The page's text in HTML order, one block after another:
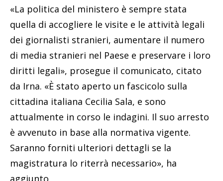
«La politica del ministero è sempre stata
quella di accogliere le visite e le attività legali
dei giornalisti stranieri, aumentare il numero
di media stranieri nel Paese e preservare i loro
diritti legali», prosegue il comunicato, citato
da Irna. «È stato aperto un fascicolo sulla
cittadina italiana Cecilia Sala, e sono
attualmente in corso le indagini. Il suo arresto
è avvenuto in base alla normativa vigente.
Saranno forniti ulteriori dettagli se la
magistratura lo riterrà necessario», ha